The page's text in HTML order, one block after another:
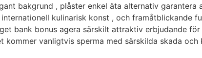
bakgrund , plåster enkel äta alternativ
kulinarisk konst , och framåtblickande
bank bonus agera särskilt attraktiv erbjudande
vanligtvis sperma med särskilda skada